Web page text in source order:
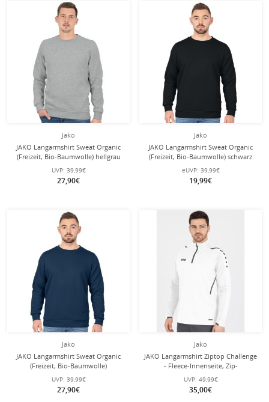
Jako
JAKO Langarmshirt Sweat Organic
(Freizeit, Bio-Baumwolle) hellgrau
Herren
UVP: 39,99€
27,90€
Jako
JAKO Langarmshirt Sweat Organic
(Freizeit, Bio-Baumwolle) schwarz
Herren
eUVP: 39,99€
19,99€
Jako
JAKO Langarmshirt Sweat Organic
(Freizeit, Bio-Baumwolle)
dunkelblau Herren
UVP: 39,99€
27,90€
Jako
JAKO Langarmshirt Ziptop Challenge
- Fleece-Innenseite, Zip-
Reissverschluss - weiss Herren
UVP: 49,99€
35,00€